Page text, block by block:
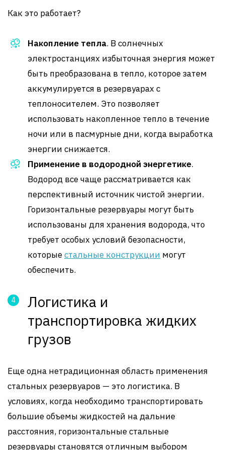
Как это работает?
Накопление тепла. В солнечных
электростанциях избыточная энергия может
быть преобразована в тепло, которое затем
аккумулируется в резервуарах с
теплоносителем. Это позволяет
использовать накопленное тепло в течение
ночи или в пасмурные дни, когда выработка
энергии снижается.
Применение в водородной энергетике.
Водород все чаще рассматривается как
перспективный источник чистой энергии.
Горизонтальные резервуары могут быть
использованы для хранения водорода, что
требует особых условий безопасности,
которыестальные конструкции могут
обеспечить.
Логистика и
транспортировка жидких
грузов
Еще одна нетрадиционная область применения
стальных резервуаров — это логистика. В
условиях, когда необходимо транспортировать
большие объемы жидкостей на дальние
расстояния, горизонтальные стальные
резервуары становятся отличным выбором